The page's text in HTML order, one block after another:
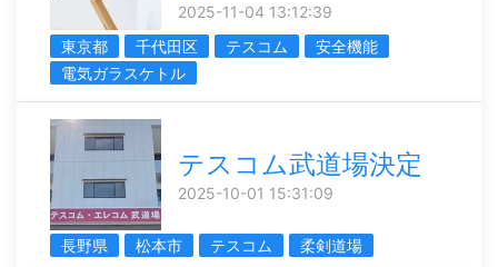
2025-11-04 13:12:39
東京都
千代田区 テスコム
安全機能
電気ガラスケトル
テスコム武道場決定
2025-10-01 15:31:09
長野県 松本市 テスコム 柔剣道場